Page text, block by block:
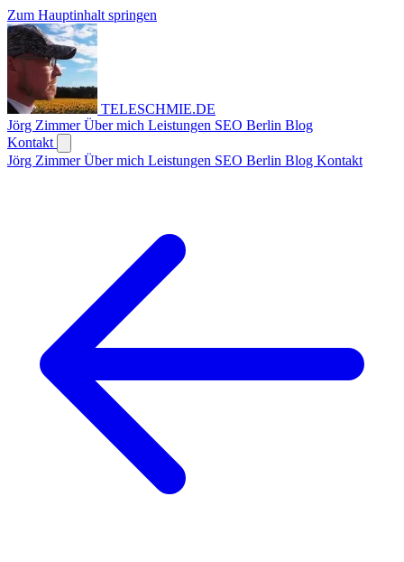
Zum Hauptinhalt springen
TELESCHMIE.DE
Jörg ZimmerÜber mich Leistungen SEO Berlin Blog
Kontakt
Jörg ZimmerÜber mich Leistungen SEO Berlin Blog Kontakt